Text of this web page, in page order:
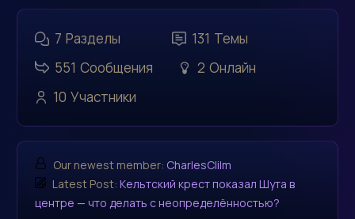
7 Разделы 131 Темы
551 Сообщения 2 Онлайн
10 Участники
Our newest member: CharlesClilm
Latest Post: Кельтский крест показал Шута в
центре — что делать с неопределённостью?